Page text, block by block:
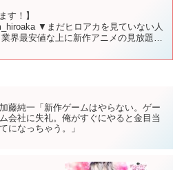
す！】
▼まだヒロアカを見ていない人
界最安値な上に新作アニメの見放題作
加藤純一「新作ゲームはやらない。ゲー
ム会社に失礼。俺がすぐにやると金目当
てになっちゃう。」